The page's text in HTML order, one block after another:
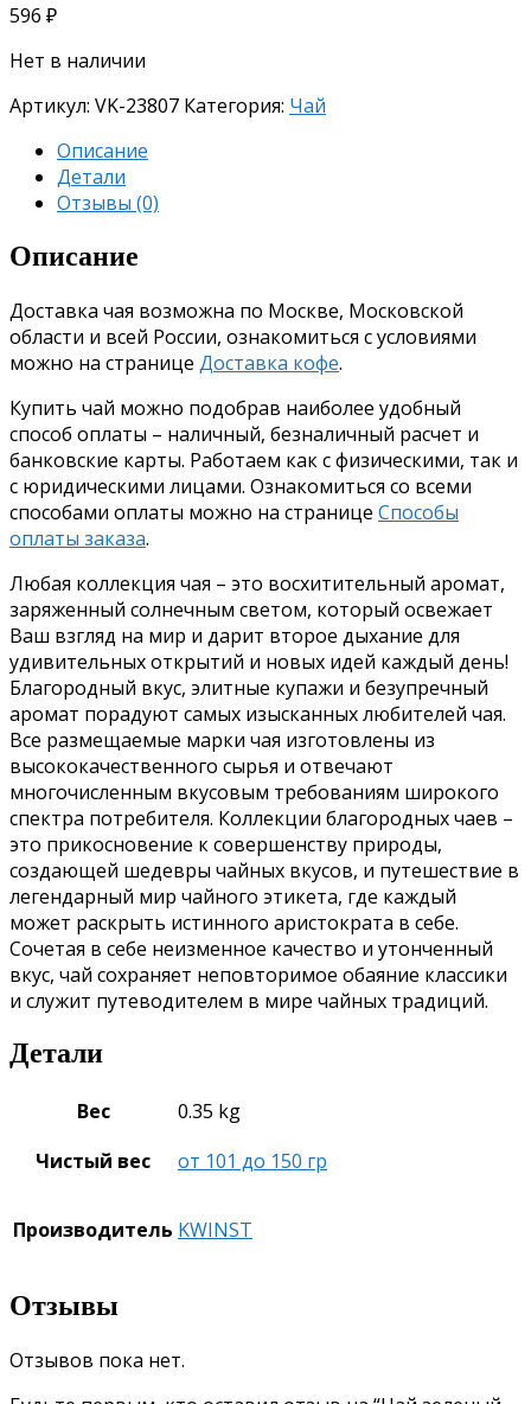
596 ₽
Нет в наличии
Артикул: VK-23807 Категория: Чай
Описание
Детали
Отзывы (0)
Описание
Доставка чая возможна по Москве, Московской
области и всей России, ознакомиться с условиями
можно на странице Доставка кофе.
Купить чай можно подобрав наиболее удобный
способ оплаты – наличный, безналичный расчет и
банковские карты. Работаем как с физическими, так и
с юридическими лицами. Ознакомиться со всеми
способами оплаты можно на странице Способы
оплаты заказа.
Любая коллекция чая – это восхитительный аромат,
заряженный солнечным светом, который освежает
Ваш взгляд на мир и дарит второе дыхание для
удивительных открытий и новых идей каждый день!
Благородный вкус, элитные купажи и безупречный
аромат порадуют самых изысканных любителей чая.
Все размещаемые марки чая изготовлены из
высококачественного сырья и отвечают
многочисленным вкусовым требованиям широкого
спектра потребителя. Коллекции благородных чаев –
это прикосновение к совершенству природы,
создающей шедевры чайных вкусов, и путешествие в
легендарный мир чайного этикета, где каждый
может раскрыть истинного аристократа в себе.
Сочетая в себе неизменное качество и утонченный
вкус, чай сохраняет неповторимое обаяние классики
и служит путеводителем в мире чайных традиций.
Детали
Вес
0.35 kg
Чистый вес
от 101 до 150 гр
Производитель KWINST
Отзывы
Отзывов пока нет.